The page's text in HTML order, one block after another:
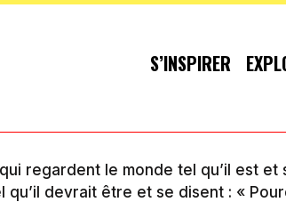
S’INSPIRER
regardent le monde tel qu’il est
qu’il devrait être et se disent : «